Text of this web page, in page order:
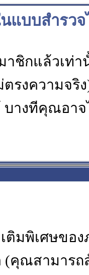
แบบสำรวจ
าชิกแล้วเท่
รงความจ
บางทีคุณอา
ติมพิเศษขอ
(คุณสามาร